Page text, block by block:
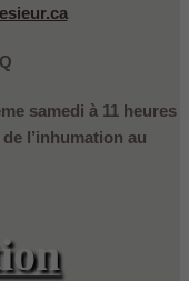
samedi à 11 heures
l’inhumation au